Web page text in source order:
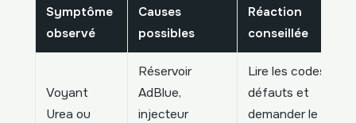
Symptôme
observé
Causes
possibles
Réaction
conseillée
Voyant
Urea ou
Réservoir
AdBlue,
injecteur
Lire les codes
défauts et
demander le